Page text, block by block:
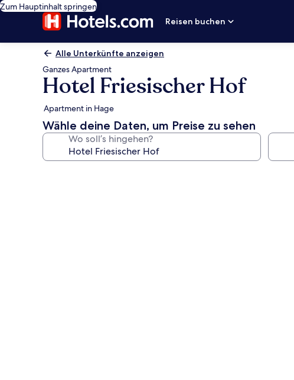
Zum Hauptinhalt springen
Reisen buchen
Alle Unterkünfte anzeigen
Ganzes Apartment
Hotel Friesischer Hof
Apartment in Hage
Wähle deine Daten, um Preise zu sehen
Wo soll’s hingehen?